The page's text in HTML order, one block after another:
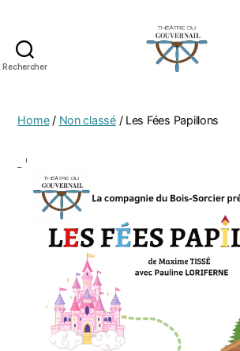
Rechercher
Home/ Non classé/ Les Fées Papillons